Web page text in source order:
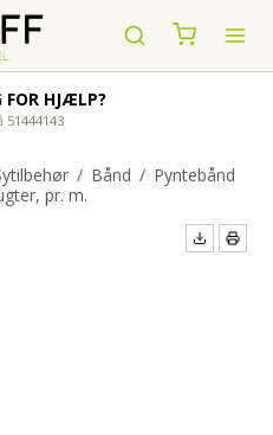
AF ORDRE
1-4 hverdage
/ Bånd / Pyntebånd
pr. m.